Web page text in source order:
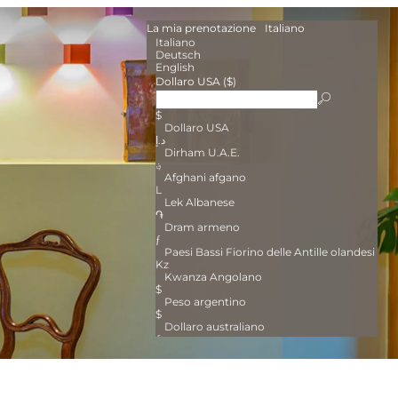
La mia prenotazione
Italiano
Italiano
Deutsch
English
Dollaro USA ($)
$
Dollaro USA
د.إ
Dirham U.A.E.
؋
Afghani afgano
L
Lek Albanese
֏
Dram armeno
ƒ
Paesi Bassi Fiorino delle Antille olandesi
Kz
Kwanza Angolano
$
Peso argentino
$
Dollaro australiano
ƒ